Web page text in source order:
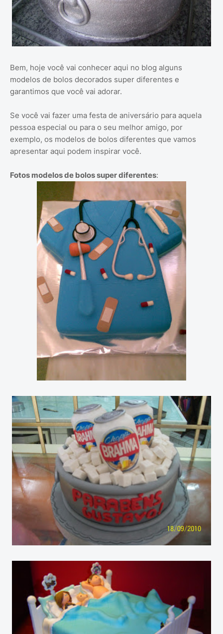
Bem, hoje você vai conhecer aqui no blog alguns
modelos de bolos decorados super diferentes e
garantimos que você vai adorar.
Se você vai fazer uma festa de aniversário para aquela
pessoa especial ou para o seu melhor amigo, por
exemplo, os modelos de bolos diferentes que vamos
apresentar aqui podem inspirar você.
Fotos modelos de bolos super diferentes: